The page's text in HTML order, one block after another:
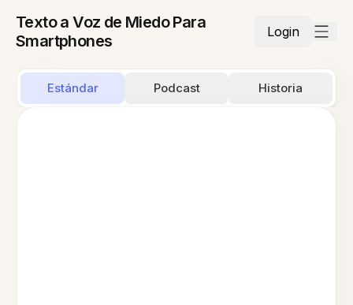
Texto a Voz de Miedo Para
Smartphones
Login
Estándar Podcast Historia